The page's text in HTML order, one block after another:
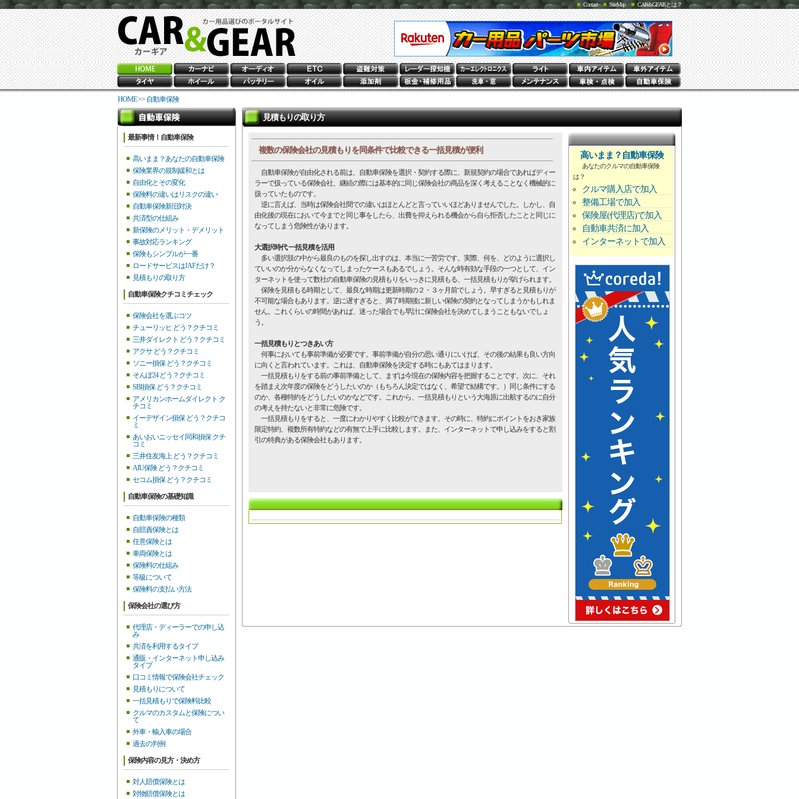
CAR&GEARとは？
SiteMap
Contact
HOME>> 自動車保険
最新事情！自動車保険
高いまま？あなたの自動車保険
保険業界の規制緩和とは
自由化とその変化
保険料の違いはリスクの違い
自動車保険新旧対決
共済型の仕組み
新保険のメリット・デメリット
事故対応ランキング
保険もシンプルが一番
ロードサービスはJAFだけ？
見積もりの取り方
自動車保険クチコミチェック
保険会社を選ぶコツ
チューリッヒ どう？クチコミ
三井ダイレクト どう？クチコミ
アクサ どう？クチコミ
ソニー損保 どう？クチコミ
そんぽ24 どう？クチコミ
SBI損保 どう？クチコミ
アメリカンホームダイレクト ク
チコミ
イーデザイン損保 どう？クチコ
ミ
あいおいニッセイ同和損保 クチ
コミ
三井住友海上 どう？クチコミ
AIU保険 どう？クチコミ
セコム損保 どう？クチコミ
自動車保険の基礎知識
自動車保険の種類
自賠責保険とは
任意保険とは
車両保険とは
保険料の仕組み
等級について
保険料の支払い方法
保険会社の選び方
代理店・ディーラーでの申し込
み
共済を利用するタイプ
通販・インターネット申し込み
タイプ
口コミ情報で保険会社チェック
見積もりについて
一括見積もりで保険料比較
クルマのカスタムと保険につい
て
外車・輸入車の場合
過去の判例
保険内容の見方・決め方
対人賠償保険とは
対物賠償保険とは
見積もりの取り方
複数の保険会社の見積もりを同条件で比較できる一括見積が便利
自動車保険が自由化される前は、自動車保険を選択・契約する際に、新規契約の場合であればディー
ラーで扱っている保険会社、継続の際には基本的に同じ保険会社の商品を深く考えることなく機械的に
扱っていたものです。
逆に言えば、当時は保険会社間での違いはほとんどと言っていいほどありませんでした。しかし、自
由化後の現在において今までと同じ事をしたら、出費を抑えられる機会から自ら拒否したことと同じに
なってしまう危険性があります。
大選択時代 一括見積を活用
多い選択肢の中から最良のものを探し出すのは、本当に一苦労です。実際、何を、どのように選択し
ていいのか分からなくなってしまったケースもあるでしょう。そんな時有効な手段の一つとして、イン
ターネットを使って数社の自動車保険の見積もりをいっきに見積もる、一括見積もりが挙げられます。
保険を見積もる時期として、最良な時期は更新時期の２・３ヶ月前でしょう。早すぎると見積もりが
不可能な場合もあります。逆に遅すぎると、満了時期後に新しい保険の契約となってしまうかもしれま
せん。これくらいの時間があれば、迷った場合でも早計に保険会社を決めてしまうこともないでしょ
う。
一括見積もりとつきあい方
何事においても事前準備が必要です。事前準備が自分の思い通りにいけば、その後の結果も良い方向
に向くと言われています。これは、自動車保険を決定する時にもあてはまります。
一括見積もりをする前の事前準備として、まずは今現在の保険内容を把握することです。次に、それ
を踏まえ次年度の保険をどうしたいのか（もちろん決定ではなく、希望で結構です。）同じ条件にする
のか、各種特約をどうしたいのかなどです。これから、一括見積もりという大海原に出航するのに自分
の考えを持たないと非常に危険です。
一括見積もりをすると、一度にわかりやすく比較ができます。その時に、特約にポイントをおき家族
限定特約、複数所有特約などの有無で上手に比較します。また、インターネットで申し込みをすると割
引の特典がある保険会社もあります。
高いまま？自動車保険
あなたのクルマの自動車保険
は？
クルマ購入店で加入
整備工場で加入
保険屋(代理店)で加入
自動車共済に加入
インターネットで加入